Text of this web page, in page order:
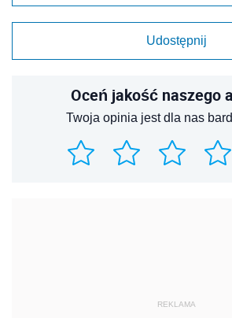
Udostępnij
Oceń jakość naszego
Twoja opinia jest dla nas
REKLAMA